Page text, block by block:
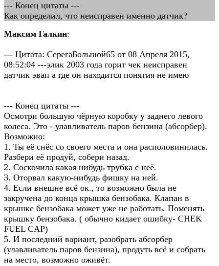
--- Конец цитаты ---
Как определил, что неисправен именно датчик?
Максим Галкин:
--- Цитата: СерегаБольшой65 от 08 Апреля 2015,
08:52:04 ---элик 2003 года горит чек неисправен
датчик эвап а где он находится понятия не имею
--- Конец цитаты ---
Осмотри большую чёрную коробку у заднего левого
колеса. Это - улавливатель паров бензина (абсорбер).
Возможно:
1. Ты её снёс со своего места и она располовинилась.
Разбери её продуй, собери назад.
2. Соскочила какая нибудь трубка с неё.
3. Оторвал какую-нибудь фишку на ней.
4. Если внешне всё ок., то возможно была не
закручена до конца крышка бензобака. Клапан в
крышке бензобака может уже не работать. Поменять
крышку бензобака. ( обычно кидает ошибку- CHEK
FUEL CAP)
5. И последний вариант, разобрать абсорбер
(улавливатель паров бензина), продуть всё и собрать
на место, возможно оживёт.